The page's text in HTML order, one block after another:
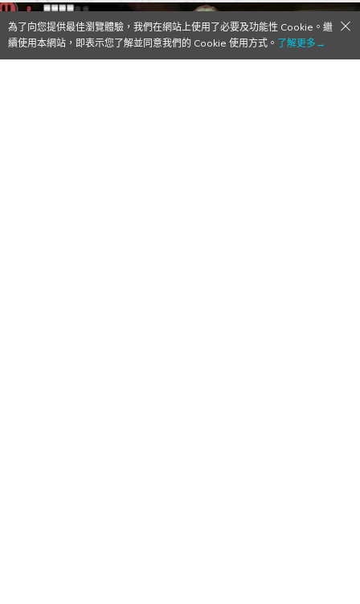
為了向您提供最佳瀏覽體驗，我們在網站上使用了必要及功能性 Cookie。繼
續使用本網站，即表示您了解並同意我們的 Cookie 使用方式。 了解更多→